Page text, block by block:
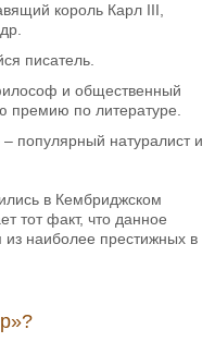
король Карл III,
писатель.
и общественный
премию по литературе.
популярный натуралист и
в Кембриджском
тот факт, что данное
из наиболее престижных в